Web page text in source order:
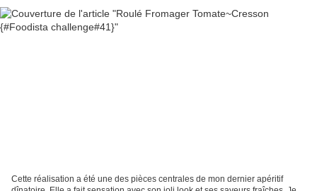
Cette réalisation a été une des pièces centrales de mon dernier apéritif